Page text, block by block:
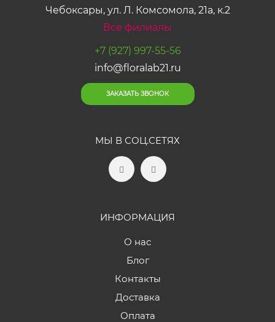
Чебоксары, ул. Л. Комсомола, 21а, к.2
Все филиалы
+7 (927) 997-55-56
info@floralab21.ru
ЗАКАЗАТЬ ЗВОНОК
МЫ В СОЦ.СЕТЯХ
ИНФОРМАЦИЯ
О нас
Блог
Контакты
Доставка
Оплата